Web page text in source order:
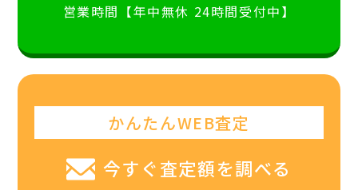
営業時間【年中無休 24時間受付中】
かんたんWEB査定
今すぐ査定額を調べる